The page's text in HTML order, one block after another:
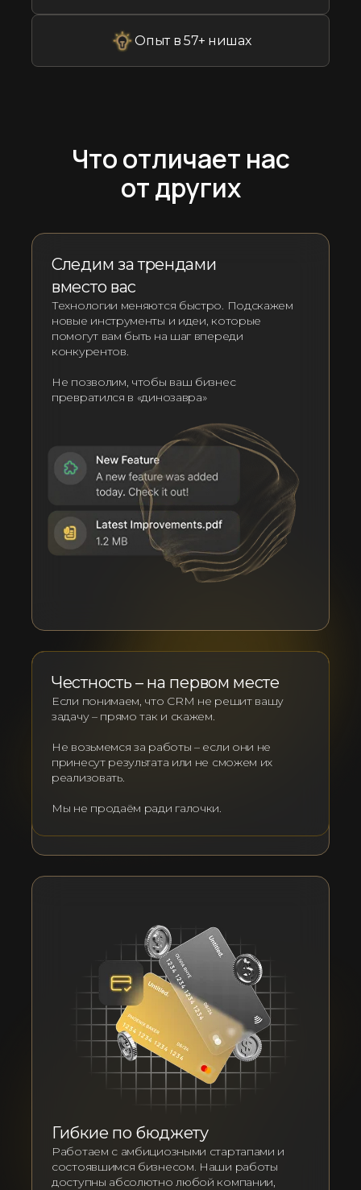
Опыт в 57+ нишах
Что отличает нас
от других
Следим за трендами
вместо вас
Технологии меняются быстро. Подскажем
новые инструменты и идеи, которые
помогут вам быть на шаг впереди
конкурентов.
Не позволим, чтобы ваш бизнес
превратился в «динозавра»
Гибкие по бюджету
Работаем с амбициозными стартапами и
состоявшимся бизнесом. Наши работы
доступны абсолютно любой компании,
Честность – на первом месте
Если понимаем, что CRM не решит вашу
задачу – прямо так и скажем.
Не возьмемся за работы – если они не
принесут результата или не сможем их
реализовать.
Мы не продаём ради галочки.